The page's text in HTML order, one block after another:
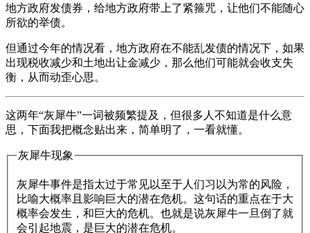
地方政府发债券，给地方政府带上了紧箍咒，让他们不能随心
所欲的举债。
但通过今年的情况看，地方政府在不能乱发债的情况下，如果
出现税收减少和土地出让金减少，那么他们可能就会收支失
衡，从而动歪心思。
这两年“灰犀牛”一词被频繁提及，但很多人不知道是什么意
思，下面我把概念贴出来，简单明了，一看就懂。
灰犀牛现象
灰犀牛事件是指太过于常见以至于人们习以为常的风险，
比喻大概率且影响巨大的潜在危机。这句话的重点在于大
概率会发生，和巨大的危机。也就是说灰犀牛一旦倒了就
会引起地震，是巨大的潜在危机。